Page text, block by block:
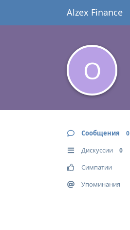
Alzex Finance
O
Сообщения 0
Дискуссии 0
Симпатии
Упоминания